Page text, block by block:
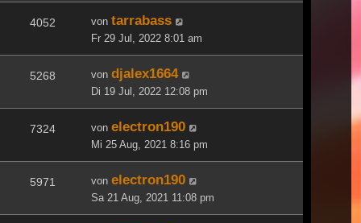
4052 von tarrabass
Fr 29 Jul, 2022 8:01 am
5268 von djalex1664
Di 19 Jul, 2022 12:08 pm
7324 von electron190
Mi 25 Aug, 2021 8:16 pm
5971 von electron190
Sa 21 Aug, 2021 11:08 pm